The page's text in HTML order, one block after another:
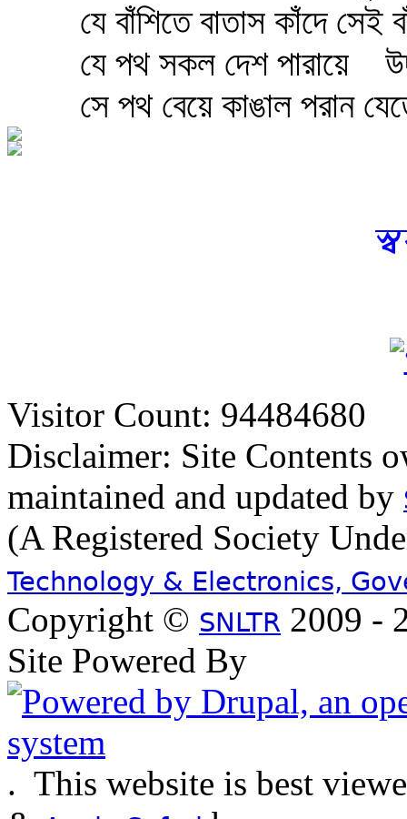
যে বাঁশিতে বাতাস কাঁদে সেই
যে পথ সকল দেশ পারায়ে
সে পথ বেয়ে কাঙাল পরান
Visitor Count: 94484680
Disclaimer: Site Contents
maintained and updated by
(A Registered Society
Technology & Electronics,
Copyright © SNLTR 2009 -
Site Powered By
. This website is best